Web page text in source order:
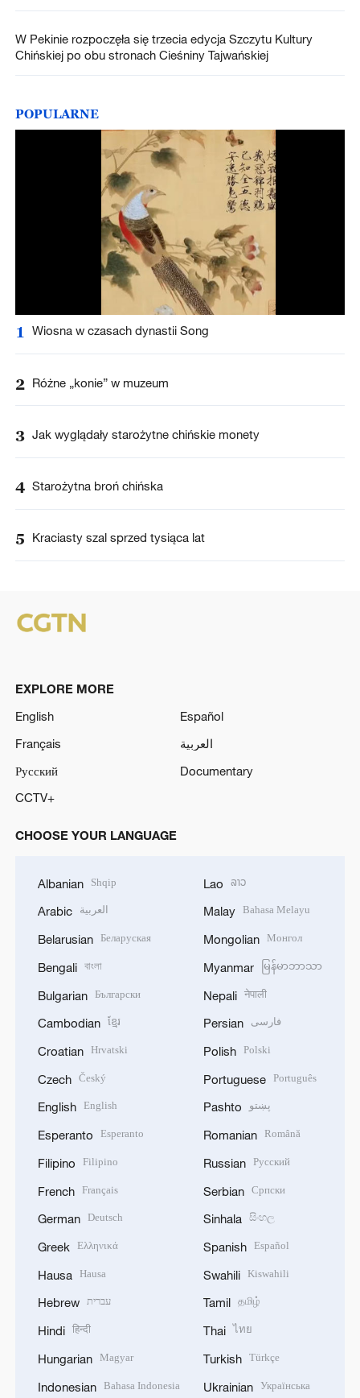
W Pekinie rozpoczęła się trzecia edycja Szczytu Kultury
Chińskiej po obu stronach Cieśniny Tajwańskiej
POPULARNE
1 Wiosna w czasach dynastii Song
2 Różne „konie” w muzeum
3 Jak wyglądały starożytne chińskie monety
4 Starożytna broń chińska
5 Kraciasty szal sprzed tysiąca lat
EXPLORE MORE
English
Español
Français
العربية
Русский
Documentary
CCTV+
CHOOSE YOUR LANGUAGE
Albanian Shqip
Arabic العربية
Belarusian Беларуская
Bengali বাংলা
Bulgarian Български
Cambodian ខ្មែរ
Croatian Hrvatski
Czech Český
English English
Esperanto Esperanto
Filipino Filipino
French Français
German Deutsch
Greek Ελληνικά
Hausa Hausa
Hebrew עברית
Hindi हिन्दी
Hungarian Magyar
Indonesian Bahasa Indonesia
Lao ລາວ
Malay Bahasa Melayu
Mongolian Монгол
Myanmar မြန်မာဘာသာ
Nepali नेपाली
Persian فارسی
Polish Polski
Portuguese Português
Pashto پښتو
Romanian Română
Russian Русский
Serbian Српски
Sinhala සිංහල
Spanish Español
Swahili Kiswahili
Tamil தமிழ்
Thai ไทย
Turkish Türkçe
Ukrainian Українська